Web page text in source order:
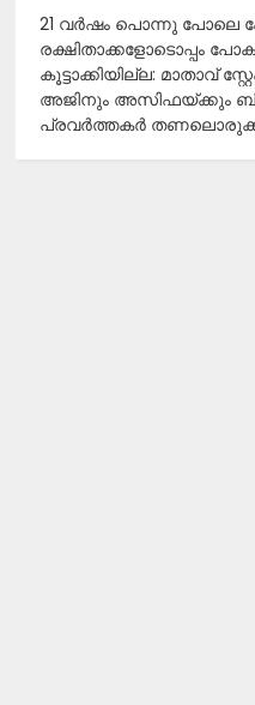
21 വർഷം പൊന്നു പോലെ
രക്ഷിതാക്കളോടൊപ്പം
കൂട്ടാക്കിയില്ല: മാതാവ്
അജിനും അസിഫയ്ക്കും
പ്രവർത്തകർ